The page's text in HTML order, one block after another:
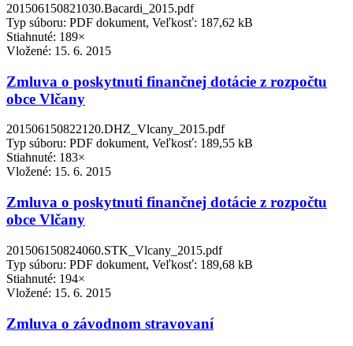
201506150821030.Bacardi_2015.pdf
Typ súboru: PDF dokument, Veľkosť: 187,62 kB
Stiahnuté: 189×
Vložené: 15. 6. 2015
Zmluva o poskytnuti finančnej dotácie z rozpočtu
obce Vlčany
201506150822120.DHZ_Vlcany_2015.pdf
Typ súboru: PDF dokument, Veľkosť: 189,55 kB
Stiahnuté: 183×
Vložené: 15. 6. 2015
Zmluva o poskytnuti finančnej dotácie z rozpočtu
obce Vlčany
201506150824060.STK_Vlcany_2015.pdf
Typ súboru: PDF dokument, Veľkosť: 189,68 kB
Stiahnuté: 194×
Vložené: 15. 6. 2015
Zmluva o závodnom stravovaní